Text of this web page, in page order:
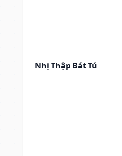
Nhị Thập Bát Tú